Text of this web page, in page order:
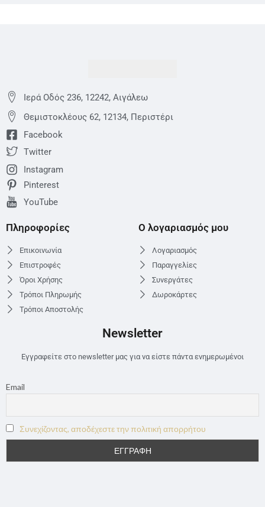
Ιερά Οδός 236, 12242, Αιγάλεω
Θεμιστoκλέους 62, 12134, Περιστέρι
Facebook
Twitter
Instagram
Pinterest
YouTube
Πληροφορίες
Επικοινωνία
Επιστροφές
Όροι Χρήσης
Τρόποι Πληρωμής
Τρόποι Αποστολής
Ο λογαριασμός μου
Λογαριασμός
Παραγγελίες
Συνεργάτες
Δωροκάρτες
Newsletter
Εγγραφείτε στο newsletter μας για να είστε πάντα ενημερωμένοι
Email
Συνεχίζοντας, αποδέχεστε την πολιτική απορρήτου